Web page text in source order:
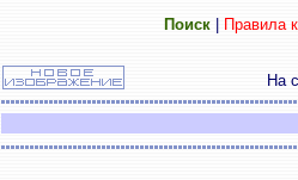
Поиск Правила
На